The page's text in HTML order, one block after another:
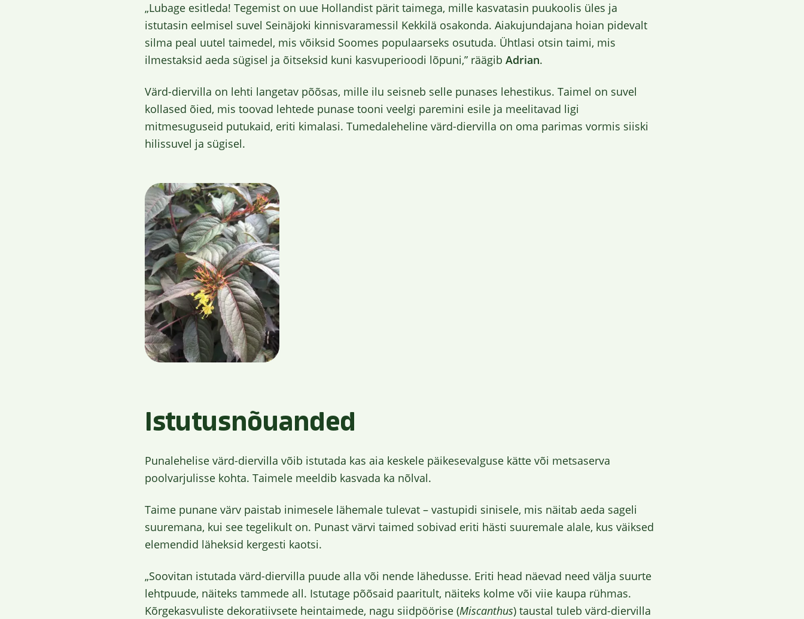
„Lubage esitleda! Tegemist on uue Hollandist pärit taimega, mille kasvatasin puukoolis üles ja
istutasin eelmisel suvel Seinäjoki kinnisvaramessil Kekkilä osakonda. Aiakujundajana hoian pidevalt
silma peal uutel taimedel, mis võiksid Soomes populaarseks osutuda. Ühtlasi otsin taimi, mis
ilmestaksid aeda sügisel ja õitseksid kuni kasvuperioodi lõpuni,” räägib Adrian.
Värd-diervilla on lehti langetav põõsas, mille ilu seisneb selle punases lehestikus. Taimel on suvel
kollased õied, mis toovad lehtede punase tooni veelgi paremini esile ja meelitavad ligi
mitmesuguseid putukaid, eriti kimalasi. Tumedaleheline värd-diervilla on oma parimas vormis siiski
hilissuvel ja sügisel.
Istutusnõuanded
Punalehelise värd-diervilla võib istutada kas aia keskele päikesevalguse kätte või metsaserva
poolvarjulisse kohta. Taimele meeldib kasvada ka nõlval.
Taime punane värv paistab inimesele lähemale tulevat – vastupidi sinisele, mis näitab aeda sageli
suuremana, kui see tegelikult on. Punast värvi taimed sobivad eriti hästi suuremale alale, kus väiksed
elemendid läheksid kergesti kaotsi.
„Soovitan istutada värd-diervilla puude alla või nende lähedusse. Eriti head näevad need välja suurte
lehtpuude, näiteks tammede all. Istutage põõsaid paaritult, näiteks kolme või viie kaupa rühmas.
Kõrgekasvuliste dekoratiivsete heintaimede, nagu siidpöörise (Miscanthus) taustal tuleb värd-diervilla